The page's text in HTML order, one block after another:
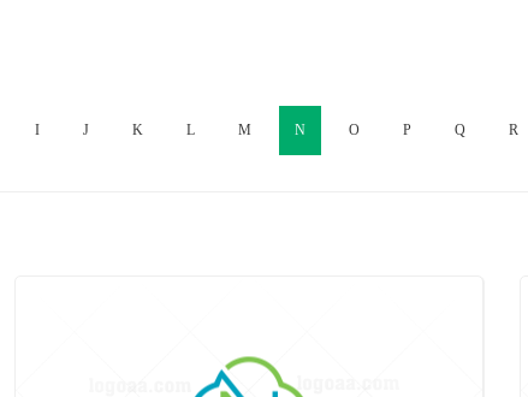
I J K L M N O P Q R